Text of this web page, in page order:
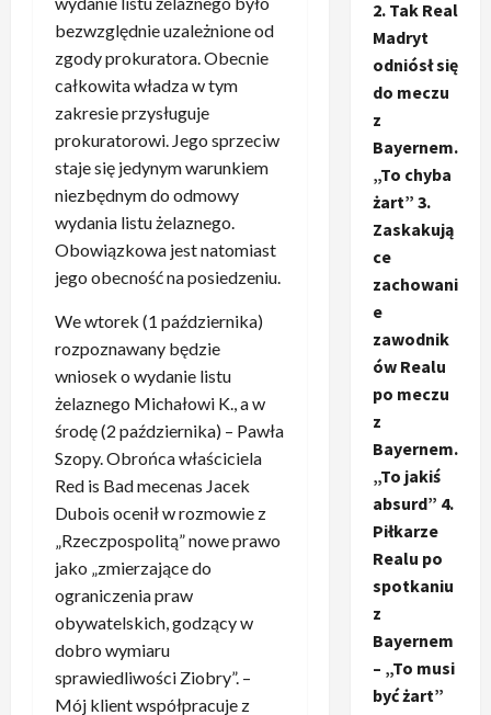
bezwzględnie uzależnione od
zgody prokuratora. Obecnie
całkowita władza w tym
zakresie przysługuje
prokuratorowi. Jego sprzeciw
staje się jedynym warunkiem
niezbędnym do odmowy
wydania listu żelaznego.
Obowiązkowa jest natomiast
jego obecność na posiedzeniu.
We wtorek (1 października)
rozpoznawany będzie
wniosek o wydanie listu
żelaznego Michałowi K., a w
środę (2 października) – Pawła
Szopy. Obrońca właściciela
Red is Bad mecenas Jacek
Dubois ocenił w rozmowie z
„Rzeczpospolitą” nowe prawo
jako „zmierzające do
ograniczenia praw
obywatelskich, godzący w
dobro wymiaru
sprawiedliwości Ziobry”. –
Mój klient współpracuje z
2. Tak Real
Madryt
odniósł się
do meczu
z
Bayernem.
„To chyba
żart” 3.
Zaskakują
ce
zachowani
e
zawodnik
ów Realu
po meczu
z
Bayernem.
„To jakiś
absurd” 4.
Piłkarze
Realu po
spotkaniu
z
Bayernem
– „To musi
być żart”